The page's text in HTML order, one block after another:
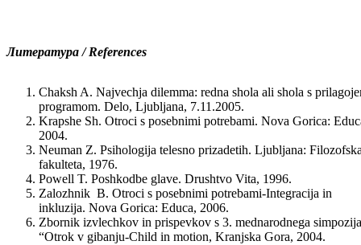
Литература / References
Chaksh A. Najvechja dilemma: redna shola ali shola s
programom. Delo, Ljubljana, 7.11.2005.
Krapshe Sh. Otroci s posebnimi potrebami. Nova Gorica:
2004.
Neuman Z. Psihologija telesno prizadetih. Ljubljana:
fakulteta, 1976.
Powell T. Poshkodbe glave. Drushtvo Vita, 1996.
Zalozhnik B. Otroci s posebnimi potrebami-Integracija in
inkluzija. Nova Gorica: Educa, 2006.
Zbornik izvlechkov in prispevkov s 3. mednarodnega simpozija
“Otrok v gibanju-Child in motion, Kranjska Gora, 2004.